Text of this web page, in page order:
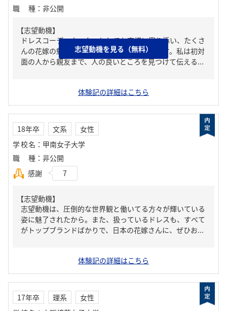
職種 ： 非公開
【志望動機】
ドレスコーディネーターとしてお客様に寄り添い、たくさ
んの花嫁の魅力と笑顔を引き出したいからです。私は初対
面の人から親友まで、人の良いところを見つけて伝える...
体験記の詳細はこちら
志望動機を見る（無料）
18年卒 文系
女性
学校名 ： 甲南女子大学
職種 ： 非公開
感謝
7
【志望動機】
志望動機は、圧倒的な世界観と働いてる方々が輝いている
姿に魅了されたから。また、扱っているドレスも、すべて
がトップブランドばかりで、日本の花嫁さんに、ぜひお...
体験記の詳細はこちら
17年卒 理系
女性